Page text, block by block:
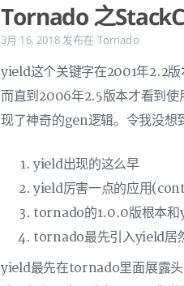
Tornado 之
3月 16, 2018 发布在 Tornado
yield这个关键字在2001年2.2
而直到2006年2.5版本才看到
现了神奇的gen逻辑。令我没想
yield出现的这么早
yield厉害一点的应用
tornado的1.0.0版根本和
tornado最先引入yield居
yield最先在tornado里面展露